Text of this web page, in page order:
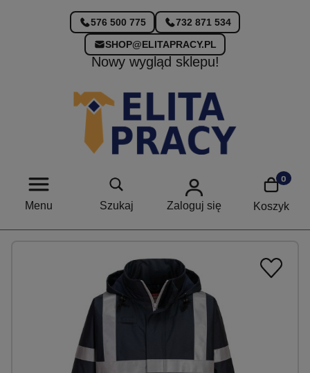
576 500 775
732 871 534
SHOP@ELITAPRACY.PL
Nowa kolekcja już dostępna!
Menu Szukaj Zaloguj się Koszyk